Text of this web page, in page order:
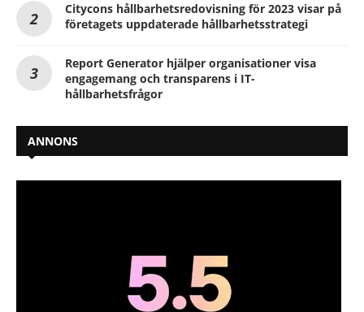
Citycons hållbarhetsredovisning för 2023 visar på
företagets uppdaterade hållbarhetsstrategi
Report Generator hjälper organisationer visa
engagemang och transparens i IT-
hållbarhetsfrågor
ANNONS